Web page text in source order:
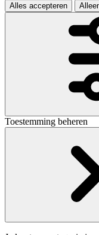
Alles accepteren
Toestemming beheren